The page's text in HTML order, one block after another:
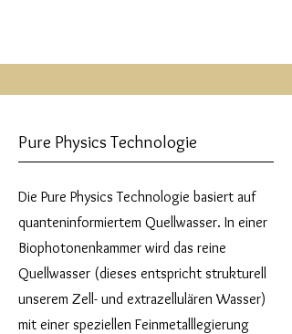
Pure Physics Technologie
Die Pure Physics Technologie basiert auf
quanteninformiertem Quellwasser. In einer
Biophotonenkammer wird das reine
Quellwasser (dieses entspricht strukturell
unserem Zell- und extrazellulären Wasser)
mit einer speziellen Feinmetalllegierung